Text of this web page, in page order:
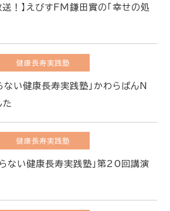
！】えびすFM鎌田實の「幸せの処
健康長寿実践塾
ない健康長寿実践塾」かわらばんN
た
健康長寿実践塾
ない健康長寿実践塾」第20回講演